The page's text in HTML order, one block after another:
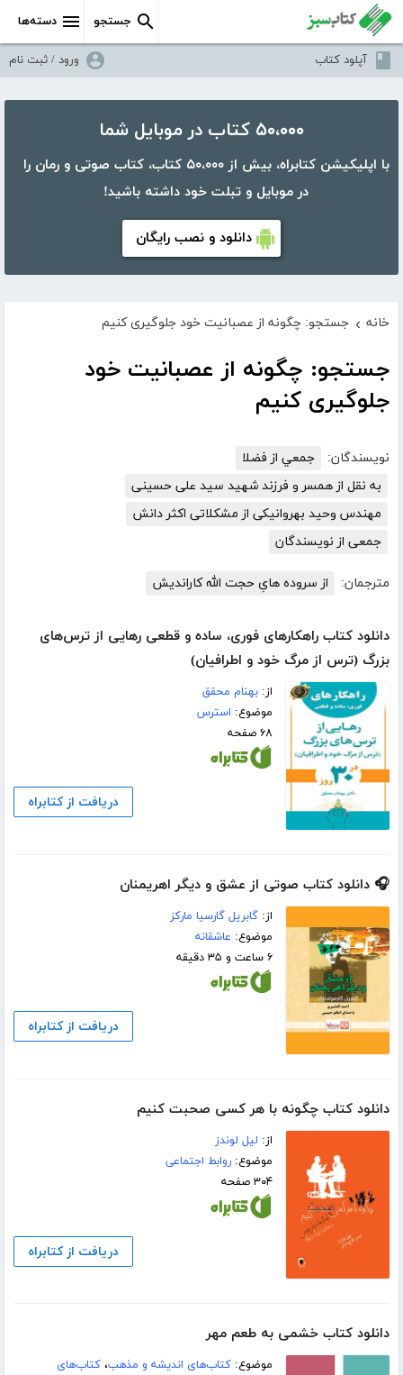
دسته‌ها جستجو
آپلود کتاب ورود / ثبت نام
۵۰،۰۰۰ کتاب در موبایل شما
با اپلیکیشن کتابراه، بیش از ۵۰،۰۰۰ کتاب، کتاب صوتی و رمان را
در موبایل و تبلت خود داشته باشید!
دانلود و نصب رایگان
خانه › جستجو: چگونه از عصبانیت خود جلوگیری کنیم
جستجو: چگونه از عصبانیت خود
جلوگیری کنیم
نویسندگان:
جمعي از فضلا
به نقل از همسر و فرزند شهید سید علی حسینی
مهندس وحید بهروانیکی از مشکلاتی اکثر دانش
جمعی از نویسندگان
مترجمان: از سروده هایِ حجت الله کاراندیش
دانلود کتاب راهکارهای فوری، ساده و قطعی رهایی از ترس‌های
بزرگ (ترس از مرگ خود و اطرافیان)
از:بهنام محقق
موضوع: استرس
۶۸ صفحه
دریافت از کتابراه
🎧 دانلود کتاب صوتی از عشق و دیگر اهریمنان
از:گابریل گارسیا مارکز
موضوع: عاشقانه
۶ ساعت و ۳۵ دقیقه
دریافت از کتابراه
دانلود کتاب چگونه با هر کسی صحبت کنیم
از: لیل لوندز
موضوع:روابط اجتماعی
۳۰۴ صفحه
دریافت از کتابراه
دانلود کتاب خشمی به طعم مهر
موضوع:کتاب‌های اندیشه و مذهب،کتاب‌های